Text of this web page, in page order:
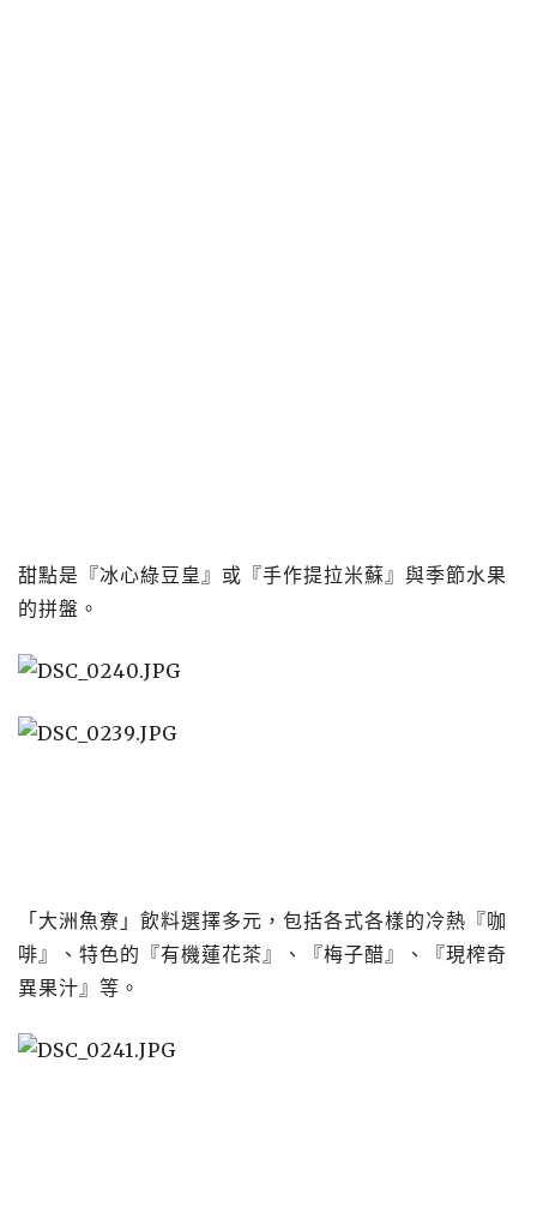
​​​​​​​甜點是『冰心綠豆皇』或『手作提拉米蘇』與季節水果
的拼盤。
「大洲魚寮」飲料選擇多元，包括各式各樣的冷熱『咖
啡』、特色的『有機蓮花茶』、『梅子醋』、『現榨奇
異果汁』​​​​​​​等。